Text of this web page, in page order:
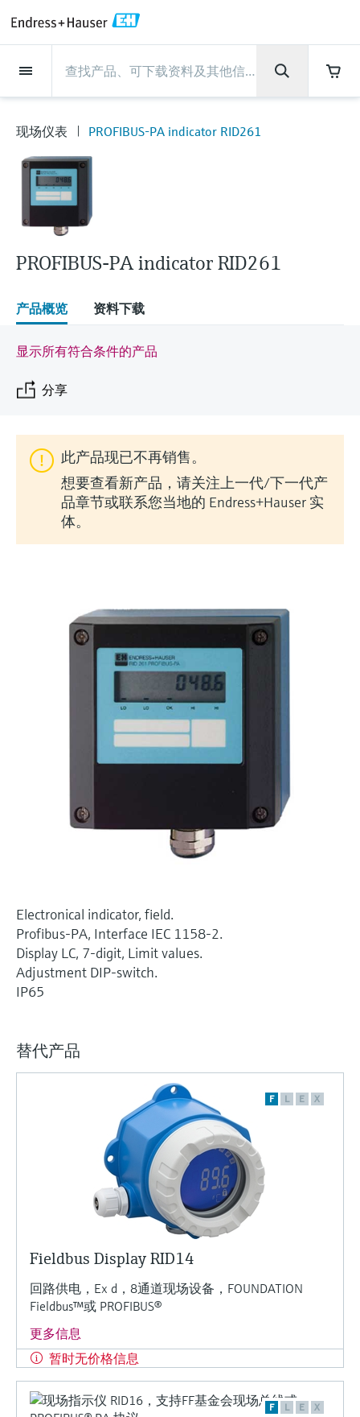
现场仪表
流量
物位测量
液体分析
温度测量
压力测量
系统产品
光学分析
Netilion IIoT
软件
产品工具
通过产品特性查找适当的测量设备、软件或
Applicator 选型和计算软件
通过应用参数查找、选择并配置产品
查找产品具体信息和文档
松查找所需备件。
流量
电磁流量计
科里奥利质量流量计
超声波流量计
涡街流量计
热式质量流量计
Differential pressure flow
物位测量
雷达物位测量
Vibronic point level detection
导波雷达物位测量
超声波物位测量
电容物位测量
静压液位测量
Conductive level measurement
Float switch level measurement
放射线物位测量
阻旋料位开关
微波限位栅物位测量
Level measurement with pressure
液体分析
pH电极和变送器
电导率传感器和变送器
浊度传感器和变送器
氯传感器和变送器
溶解氧传感器和变送器
实验室检测仪表和便携式pH计
全自动水质采样仪
TOC、COD和SAC分析仪
ORP电极和变送器
污泥界面传感器和变送器
Memosens数字技术
温度测量
温度变送器
工业温度计
保护套管
高温型温度计
卫生型温度计
紧凑型温度计
温度开关
表面温度计
线缆式温度计
多点温度计
压力测量
绝压和表压测量
差压测量
选购全部
系统产品
数据管理仪&数据记录仪
过程测控仪
电源和安全栅
WirelessHART解决方案
网关和调制解调器
设备配置用平板电脑
能量管理仪和应用管理仪
浪涌保护器
选购全部
光学分析
TDLAS和QF分析仪
拉曼光谱分析仪
排放监测解决方案
颗粒测量设备
数字分析仪解决方案
过程气体分析仪
空气质量测量装置
烟雾探测器
视距测量仪
超高探测器
Netilion IIoT
Netilion Value
Netilion Health
Netilion Analytics
Netilion Library
Netilion Inventory
Netilion Connect
Netilion Device Viewer
Netilion Water
服务产品
Project and commissioning services
技术支持服务
仪表维护
仪表性能优化服务
View all
Project and commissioning
services
仪表调试服务
Industrial Project Management
技术支持服务
远程技术支持
远程资产监控
Process Instrumentation Courses
仪表维护
验证服务
现场仪表校准服务
预防性维护服务
Repair of measuring instruments
仪表性能优化服务
校准报告分析
优化校准间隔时间
动态现场仪表评价和分析服务
行业应用
食品与饮料
水务和环境：保护 —— 节约 —— 提高
石油与天然气：促进能源转型，实
化工：深化合作，助推可持续成功
续的未来
公用工程：可靠使用蒸汽
所有行业的关注焦点
数字化驱动流程工业转型升级
决策级过程透明度，赋能卓越运营
支持
快速获取服务支持！
技术支持中心 —— Endress+Hauser提供全方
位服务，与您相伴前行
搜索和下载技术手册, 宣传资料, 出版物, 软
学习中心
学习中心 - 探索Endress+Hauser学习平台上
活动和培训
公司
Endress+Hauser集团
生产中心
集团实力
客户案例
新闻与案例
活动和培训
您的Endress+Hauser职业生涯
Endress+Hauser集团
公司概况
Endress+Hauser在中国
恩德斯豪斯科技中国
财务业绩
集团管理层
发展历程
文化与价值观
可持续发展
关联公司
生产中心
物位和压力测量
Endress+Hauser流量
Endress+Hauser 液体分析
温度+系统产品
Endress+Hauser 数字解决方案
Endress+Hauser 光学分析
Endress+Hauser SICK
Endress+Hauser Technology China
集团实力
过程安全性
网络安全性
过程自动化项目流程
My Endress+Hauser
建立电子采购流程，从容应对未来
需求
新闻与案例
新闻与案例总览
所有文章
新闻稿
事实速览
媒体活动
活动和培训
培训
研讨会
展览会
在线研讨会和回放
峰会
线下活动
查找市场活动及培训
您的Endress+Hauser职业生
涯
Explore open positions
在Endress+Hauser工作
更多工作机会
德国耶拿分析仪器公司的工作机会
IST创新传感器技术公司的工作机
会
Job opportunities at
现场仪表 PROFIBUS-PA indicator RID261
PROFIBUS-PA indicator RID261
产品概览 资料下载
显示所有符合条件的产品
分享
此产品现已不再销售。
想要查看新产品，请关注上一代/下一代产
品章节或联系您当地的 Endress+Hauser 实
体。
Electronical indicator, field.
Profibus-PA, Interface IEC 1158-2.
Display LC, 7-digit, Limit values.
Adjustment DIP-switch.
IP65
替代产品
F L E X
Fieldbus Display RID14
回路供电，Ex d，8通道现场设备，FOUNDATION
Fieldbus™或 PROFIBUS®
更多信息
暂时无价格信息
F L E X